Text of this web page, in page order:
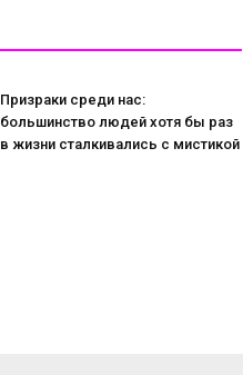
Призраки среди нас:
большинство людей хотя бы раз
в жизни сталкивались с мистикой